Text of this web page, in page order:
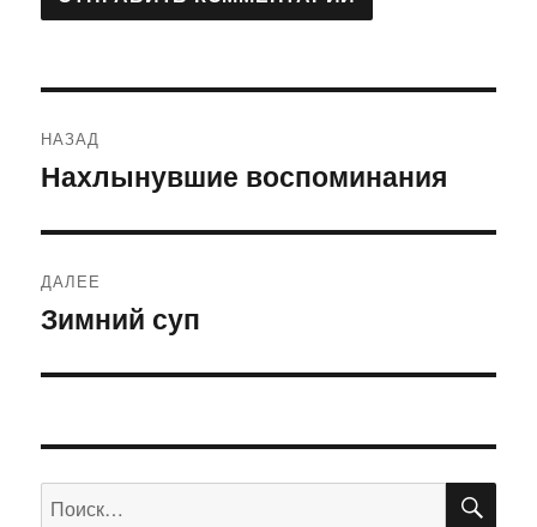
по
НАЗАД
Предыдущая
Нахлынувшие воспоминания
ДАЛЕЕ
Следующая
Зимний суп
Искать: